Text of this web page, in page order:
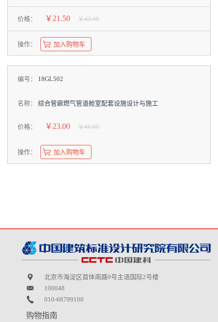
价格： ￥21.50 ￥43.00
操作： 加入购物车
编号： 18GL502
名称： 综合管廊燃气管道舱室配套设施设计与施工
价格： ￥23.00 ￥46.00
操作： 加入购物车
北京市海淀区首体南路9号主语国际2号楼
100048
010-68799100
购物指南